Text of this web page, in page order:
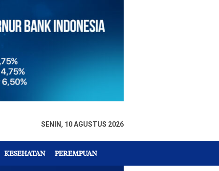
SENIN, 10 AGUSTUS 2026
KESEHATAN PEREMPUAN